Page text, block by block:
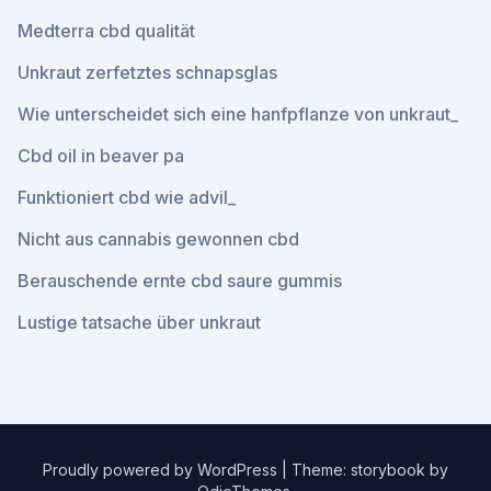
Medterra cbd qualität
Unkraut zerfetztes schnapsglas
Wie unterscheidet sich eine hanfpflanze von unkraut_
Cbd oil in beaver pa
Funktioniert cbd wie advil_
Nicht aus cannabis gewonnen cbd
Berauschende ernte cbd saure gummis
Lustige tatsache über unkraut
Proudly powered by WordPress
Theme: storybook by